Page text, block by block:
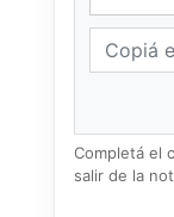
Completá el
salir de la